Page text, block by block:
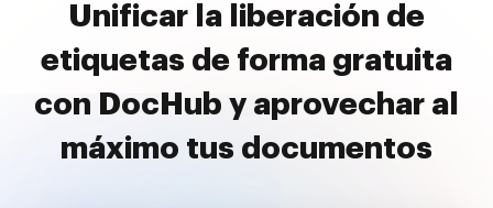
Unificar la liberación de
etiquetas de forma gratuita
con DocHub y aprovechar al
máximo tus documentos